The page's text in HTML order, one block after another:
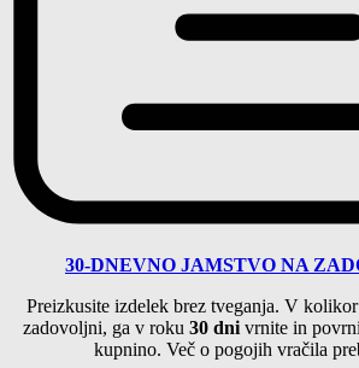
30-DNEVNO JAMSTVO NA
Preizkusite izdelek brez tveganja. V
zadovoljni, ga v roku 30 dni vrnite in
kupnino. Več o pogojih vračila